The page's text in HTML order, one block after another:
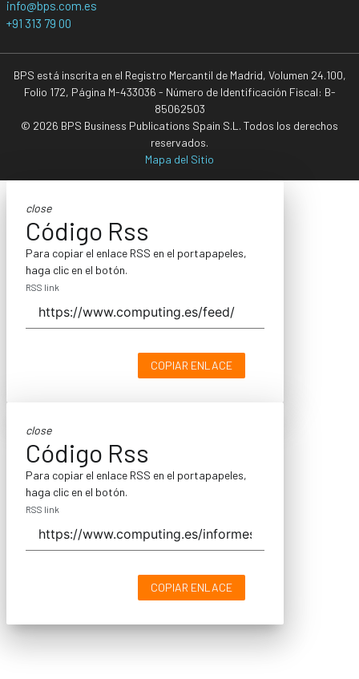
info@bps.com.es
+91 313 79 00
BPS está inscrita en el Registro Mercantil de Madrid, Volumen 24.100,
Folio 172, Página M-433036 - Número de Identificación Fiscal: B-
85062503
© 2026 BPS Business Publications Spain S.L. Todos los derechos
reservados.
Mapa del Sitio
close
Código Rss
Para copiar el enlace RSS en el portapapeles,
haga clic en el botón.
RSS link
COPIAR ENLACE
close
Código Rss
Para copiar el enlace RSS en el portapapeles,
haga clic en el botón.
RSS link
COPIAR ENLACE